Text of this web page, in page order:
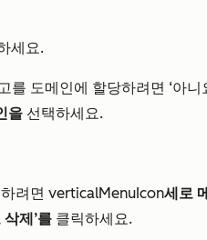
세요.
를 도메인에 할당하려면 ‘아니
을 선택하세요.
려면 verticalMenuIcon세로
삭제’를 클릭하세요.